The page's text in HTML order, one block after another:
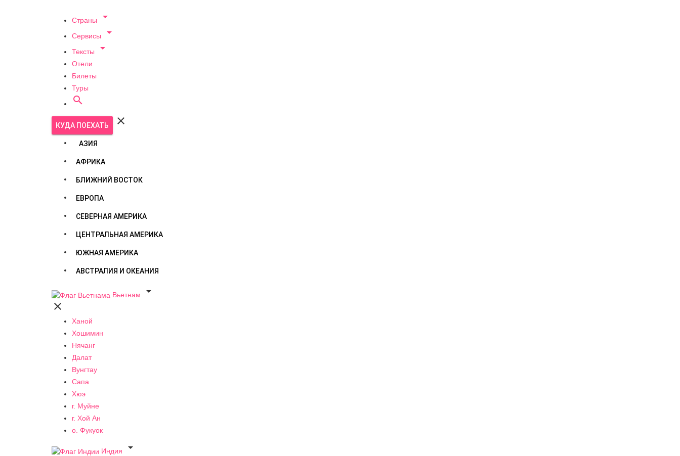
Страны 
Сервисы 
Тексты 
Отели
Билеты
Туры

КУДА ПОЕХАТЬ 
АЗИЯ
АФРИКА
БЛИЖНИЙ ВОСТОК
ЕВРОПА
СЕВЕРНАЯ АМЕРИКА
ЦЕНТРАЛЬНАЯ АМЕРИКА
ЮЖНАЯ АМЕРИКА
АВСТРАЛИЯ И ОКЕАНИЯ
Вьетнам


Ханой
Хошимин
Нячанг
Далат
Вунгтау
Сапа
Хюэ
г. Муйне
г. Хой Ан
о. Фукуок
Индия
